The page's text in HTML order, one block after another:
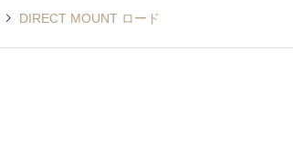
DIRECT MOUNT ロード